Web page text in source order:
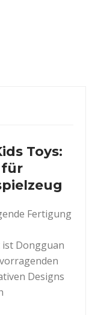
Toys:
für
Fertigung
Dongguan
Designs